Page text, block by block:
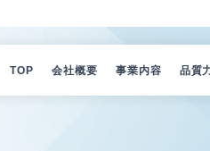
TOP 会社概要 事業内容 品質